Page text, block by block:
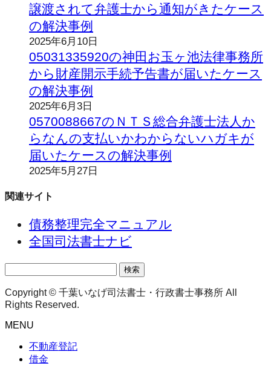
譲渡されて弁護士から通知がきたケース
の解決事例
2025年6月10日
05031335920の神田お玉ヶ池法律事務所
から財産開示手続予告書が届いたケース
の解決事例
2025年6月3日
0570088667のＮＴＳ総合弁護士法人か
らなんの支払いかわからないハガキが
届いたケースの解決事例
2025年5月27日
関連サイト
債務整理完全マニュアル
全国司法書士ナビ
Copyright © 千葉いなげ司法書士・行政書士事務所 All
Rights Reserved.
MENU
不動産登記
借金